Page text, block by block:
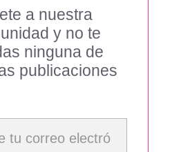
a nuestra
y no te
ninguna de
publicaciones